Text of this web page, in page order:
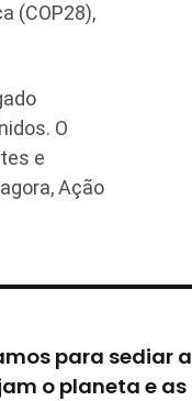
(COP28),
O
e
Ação
para sediar a
o planeta e as